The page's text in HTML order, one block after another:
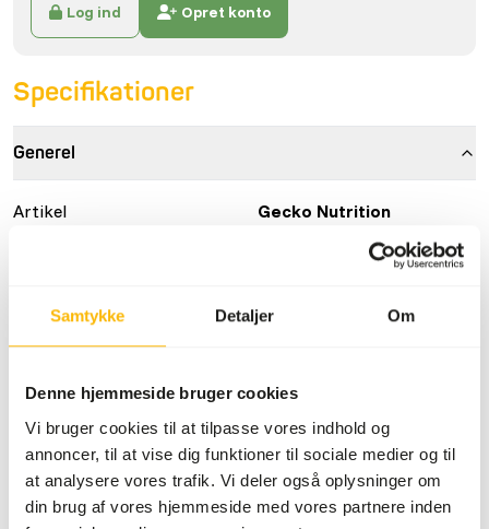
Samtykke Detaljer Om
Denne hjemmeside bruger cookies
Vi bruger cookies til at tilpasse vores indhold og
annoncer, til at vise dig funktioner til sociale medier og til
at analysere vores trafik. Vi deler også oplysninger om
din brug af vores hjemmeside med vores partnere inden
Log ind Opret konto
Specifikationer
Generel
Artikel
Gecko Nutrition
Banan/Vilde Bær
Salgsenhed
500 g pose
Detaljer
Sammensætning
30% banan, 11% insekter
(larver af sort soldatflue,